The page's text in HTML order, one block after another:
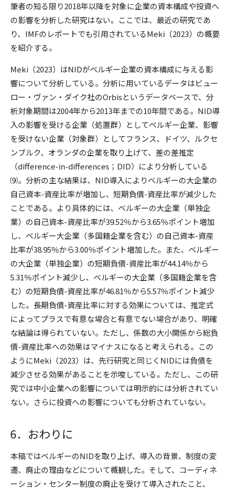
筆者の知る限り2018年以降を対象に企業の資本構成や投資へ
の影響を分析した研究はない。ここでは、最近の研究であ
り、IMFのレポートでも引用されているMeki（2023）の概要
を紹介する。
Meki（2023）はNIDがベルギー企業の資本構成に与える影
響について分析している。分析に用いているデータはビュー
ロー・ヴァン・ダイク社のOrbisというデータベースで、分
析対象期間は2004年から2013年までの10年間である。NID導
入の影響を受ける企業（処置群）としてベルギー企業、影響
を受けない企業（対象群）としてフランス、ドイツ、ルクセ
ンブルク、オランダの企業を取り上げて、差の差推定
（difference-in-differences；DID）により分析している
⑼。分析の主な結果は、NID導入によりベルギーの大企業の
自己資本-資産比率が増加し、短期負債-資産比率が減少した
ことである。より具体的には、ベルギーの大企業（単独企
業）の自己資本-資産比率が39.52％から3.65％ポイント増加
し、ベルギー大企業（多国籍企業を含む）の自己資本-資産
比率が38.95％から3.00％ポイント増加した。また、ベルギー
の大企業（単独企業）の短期負債-資産比率が44.14％から
5.31％ポイント減少し、ベルギーの大企業（多国籍企業を含
む）の短期負債-資産比率が46.81％から5.57％ポイント減少
した。長期負債-資産比率に対する効果については、推定式
によってプラスで有意な場合と有意でない場合があり、明確
な結論は得られていない。ただし、係数の大小関係から総負
債-資産比率への効果はマイナスになると考えられる。この
ようにMeki（2023）は、先行研究と同じくNIDには負債を
減少させる効果があることを示唆している。ただし、この研
究では中小企業への影響については明示的には分析されてい
ない。さらに投資への影響についても分析されていない。
6．おわりに
本稿ではベルギーのNIDを取り上げ、導入の背景、制度の変
遷、廃止の理由などについて概観した。そして、コーディネ
ーション・センター制度の廃止を受けて導入されたこと、